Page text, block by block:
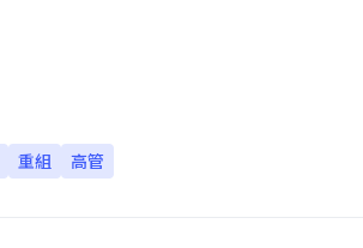
重組 高管